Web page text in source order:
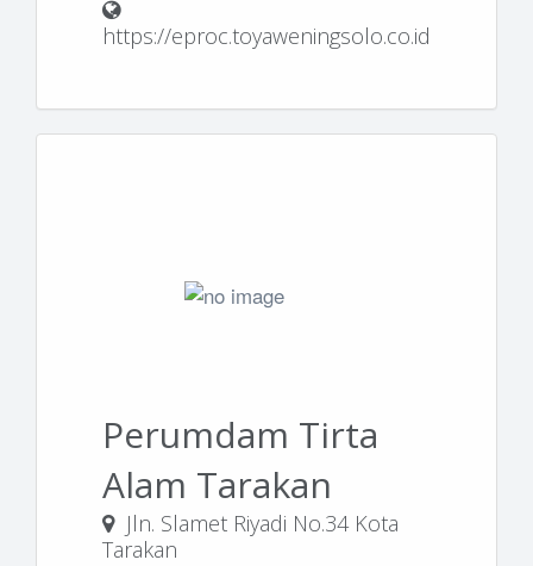
https://eproc.toyaweningsolo.co.id
Perumdam Tirta
Alam Tarakan
Jln. Slamet Riyadi No.34 Kota
Tarakan